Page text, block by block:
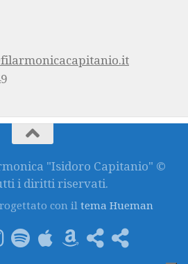
"Isidoro Capitanio" ©
i diritti riservati.
con il tema Hueman